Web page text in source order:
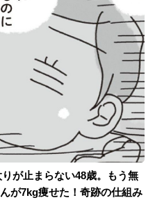
が止まらない48歳。もう無
が7kg痩せた！奇跡の仕組み